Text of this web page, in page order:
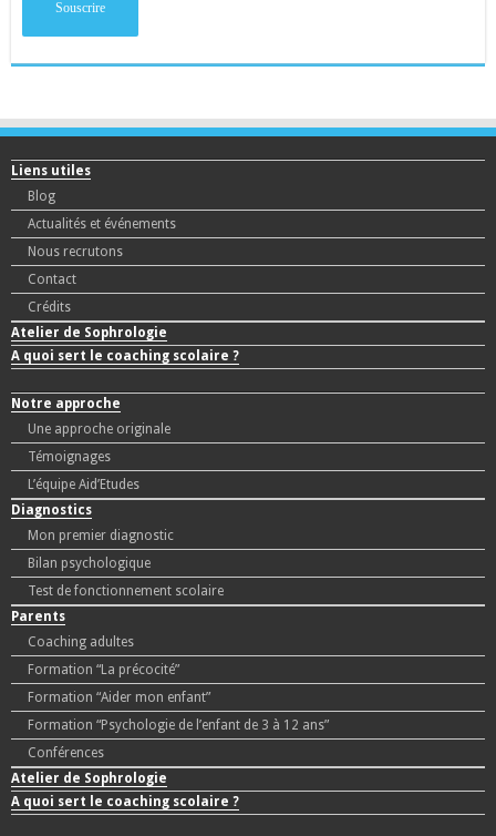
Liens utiles
Blog
Actualités et événements
Nous recrutons
Contact
Crédits
Atelier de Sophrologie
A quoi sert le coaching scolaire ?
Notre approche
Une approche originale
Témoignages
L’équipe Aid’Etudes
Diagnostics
Mon premier diagnostic
Bilan psychologique
Test de fonctionnement scolaire
Parents
Coaching adultes
Formation “La précocité”
Formation “Aider mon enfant”
Formation “Psychologie de l’enfant de 3 à 12 ans”
Conférences
Atelier de Sophrologie
A quoi sert le coaching scolaire ?